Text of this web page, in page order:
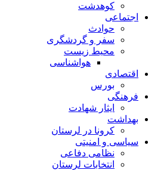
کوهدشت
اجتماعی
حوادث
سفر و گردشگری
محیط زیست
هواشناسی
اقتصادی
بورس
فرهنگی
ایثار شهادت
بهداشت
کرونا در لرستان
سیاسی و امنیتی
نظامی دفاعی
انتخابات لرستان